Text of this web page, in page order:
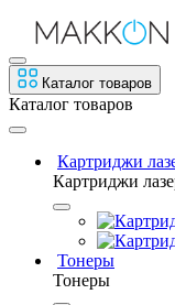
Каталог товаров
Каталог товаров
Картриджи
Картриджи
Тонеры
Тонеры